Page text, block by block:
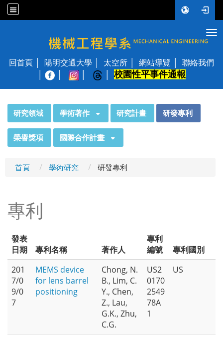
國立陽明交通大學 機械工程學系
回首頁 陽明交通大學 太空所 網站導覽
聯絡我們
校園性平事件通報
研究領域 學術著作 研究計畫 研發專利
榮譽獎項 國際合作計畫
首頁 學術研究 研發專利
專利
發表
日期
專利名稱 著作人
專利
編號
專利國別
201
7/0
9/0
7
MEMS device
for lens barrel
positioning
Chong, N.
B., Lim, C.
Y., Chen,
Z., Lau,
G.K., Zhu,
C.G.
US2
0170
2549
78A
1
US